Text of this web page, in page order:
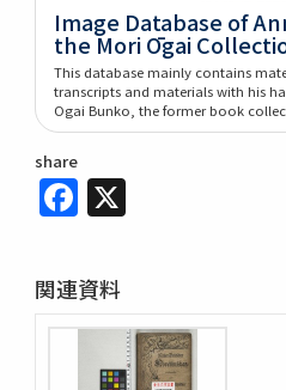
Image Database of
the Mori Ōgai
This database mainly contains
transcripts and materials with his
Ogai Bunko, the former book
share
Facebook
関連資料